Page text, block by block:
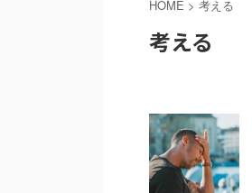
HOME > 考える
考える